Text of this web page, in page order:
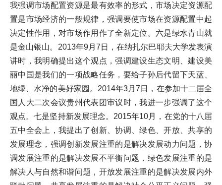
我强调市场配置资源是最有效率的形式，市场决定资源配
置是市场经济的一般规律，强调要使市场在资源配置中起
决定性作用，对市场作用作了全新定位。六是绿水青山就
是金山银山。2013年9月7日，在纳扎尔巴耶夫大学发表演
讲时，我明确提出这个观点，强调建设生态文明、建设美
丽中国是我们的一项战略任务，要给子孙后代留下天蓝、
地绿、水净的美好家园。2014年3月7日，在参加十二届全
国人大二次会议贵州代表团审议时，我进一步强调了这个
观点。七是坚持新发展理念。2015年10月，在党的十八届
五中全会上，我提出了创新、协调、绿色、开放、共享的
发展理念，强调创新发展注重的是解决发展动力问题，协
调发展注重的是解决发展不平衡问题，绿色发展注重的是
解决人与自然和谐问题，开放发展注重的是解决发展内外